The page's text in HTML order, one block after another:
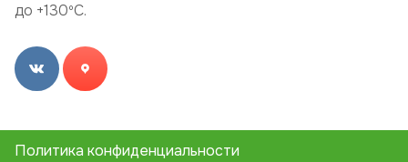
до +130ºC.
Политика конфиденциальности